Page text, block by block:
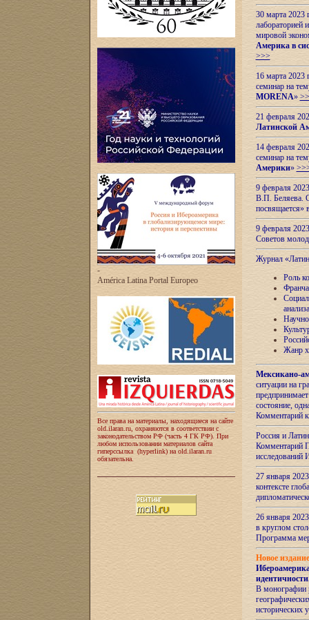
-
América Latina Portal Europeo
Все права на материалы, находящиеся на сайте
old.ilaran.ru, охраняются в соответствии с
законодательством РФ (часть 4 ГК РФ). При
любом использовании материалов сайта
гиперссылка (hyperlink) на old.ilaran.ru
обязательна.
30 марта 2023
лабораторией
мировой
Америка в
>>>
16 марта 2023
семинар на
MORENA»
21 февраля
Латинской
14 февраля
семинар на
Америки»
9 февраля
В.П. Беляева.
посвящается»
9 февраля
Советов
Журнал
Роль
анализа
Жанр
Мексикано-
ситуации на
состояние,
Комментарий
Россия и
Комментарий
27 января
контексте
26 января
в круглом
Программа
Новое
идентичности
В монографии
исторических